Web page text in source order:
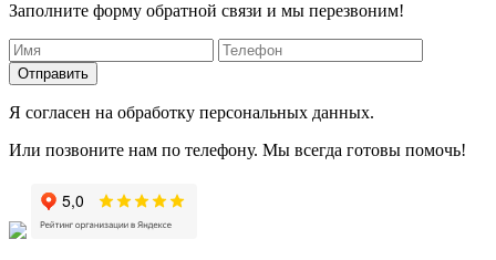
Заполните форму обратной связи и мы перезвоним!
Отправить
Я согласен на обработку персональных данных.
Или позвоните нам по телефону. Мы всегда готовы помочь!